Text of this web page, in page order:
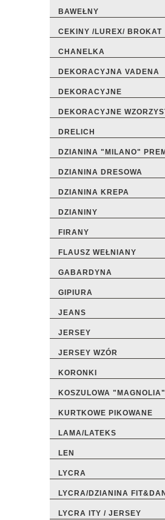
BAWEŁNY
CEKINY /LUREX/ BROKAT
CHANELKA
DEKORACYJNA VADENA
DEKORACYJNE
DEKORACYJNE
DRELICH
DZIANINA "MILANO"
DZIANINA DRESOWA
DZIANINA KREPA
DZIANINY
FIRANY
FLAUSZ WEŁNIANY
GABARDYNA
GIPIURA
JEANS
JERSEY
JERSEY WZÓR
KORONKI
KOSZULOWA "MAGNOLIA"
KURTKOWE PIKOWANE
LAMA/LATEKS
LEN
LYCRA
LYCRA/DZIANINA
LYCRA ITY / JERSEY